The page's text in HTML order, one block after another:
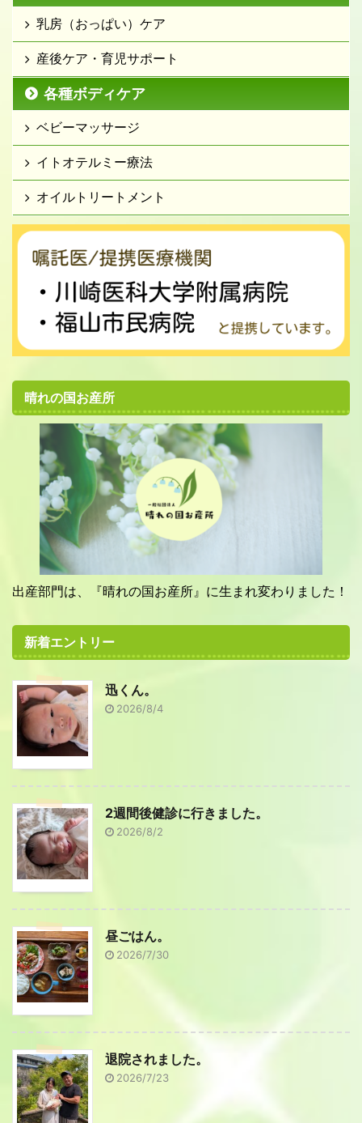
乳房（おっぱい）ケア
産後ケア・育児サポート
各種ボディケア
ベビーマッサージ
イトオテルミー療法
オイルトリートメント
晴れの国お産所
出産部門は、『晴れの国お産所』に生まれ変わりました！
新着エントリー
迅くん。
2026/8/4
2週間後健診に行きました。
2026/8/2
昼ごはん。
2026/7/30
退院されました。
2026/7/23